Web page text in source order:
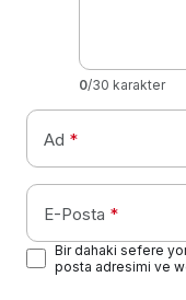
0/30 karakter
Ad *
E-Posta *
Bir dahaki sefere
posta adresimi ve